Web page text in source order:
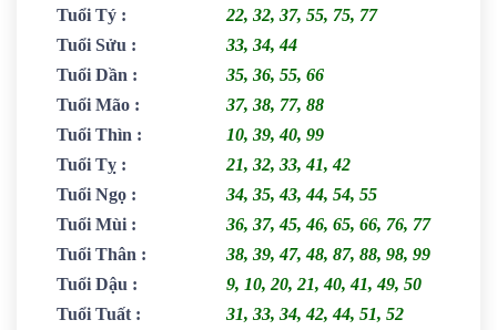
Tuổi Tý :
22, 32, 37, 55, 75, 77
Tuổi Sửu :
33, 34, 44
Tuổi Dần :
35, 36, 55, 66
Tuổi Mão :
37, 38, 77, 88
Tuổi Thìn :
10, 39, 40, 99
Tuổi Tỵ :
21, 32, 33, 41, 42
Tuổi Ngọ :
34, 35, 43, 44, 54, 55
Tuổi Mùi :
36, 37, 45, 46, 65, 66, 76, 77
Tuổi Thân :
38, 39, 47, 48, 87, 88, 98, 99
Tuổi Dậu :
9, 10, 20, 21, 40, 41, 49, 50
Tuổi Tuất :
31, 33, 34, 42, 44, 51, 52